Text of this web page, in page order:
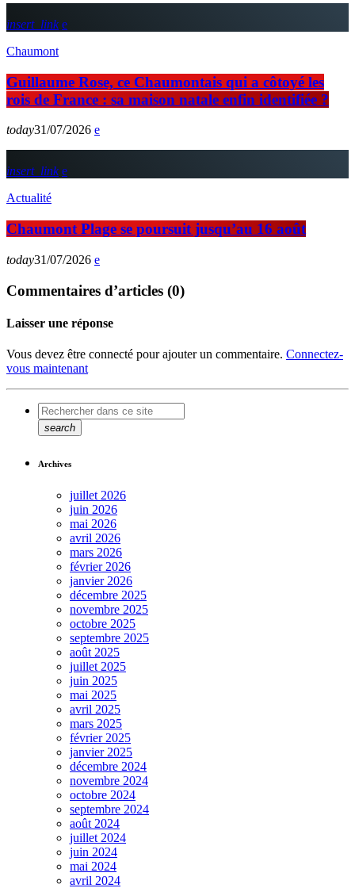
insert_link
Chaumont
Guillaume Rose, ce Chaumontais qui a côtoyé les
rois de France : sa maison natale enfin identifiée ?
today31/07/2026
insert_link
Actualité
Chaumont Plage se poursuit jusqu’au 16 août
today31/07/2026
Commentaires d’articles (0)
Laisser une réponse
Vous devez être connecté pour ajouter un commentaire. Connectez-
vous maintenant
search
Archives
juillet 2026
juin 2026
mai 2026
avril 2026
mars 2026
février 2026
janvier 2026
décembre 2025
novembre 2025
octobre 2025
septembre 2025
août 2025
juillet 2025
juin 2025
mai 2025
avril 2025
mars 2025
février 2025
janvier 2025
décembre 2024
novembre 2024
octobre 2024
septembre 2024
août 2024
juillet 2024
juin 2024
mai 2024
avril 2024